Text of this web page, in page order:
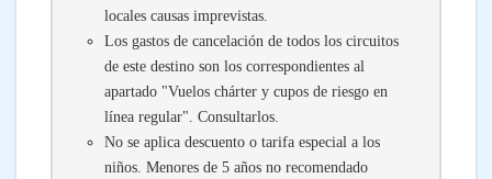
locales causas imprevistas.
Los gastos de cancelación de todos los circuitos
de este destino son los correspondientes al
apartado "Vuelos chárter y cupos de riesgo en
línea regular". Consultarlos.
No se aplica descuento o tarifa especial a los
niños. Menores de 5 años no recomendado